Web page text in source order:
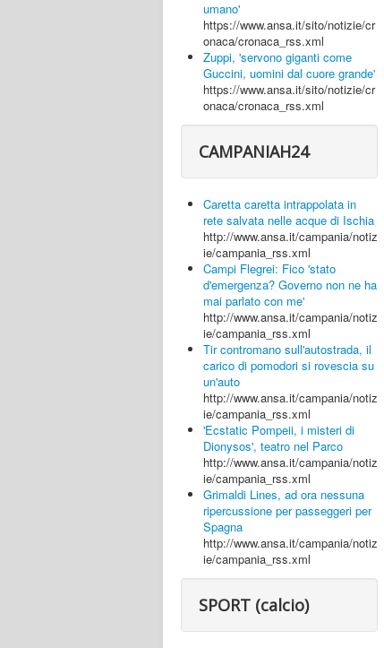
umano'
https://www.ansa.it/sito/notizie/cr
onaca/cronaca_rss.xml
Zuppi, 'servono giganti come
Guccini, uomini dal cuore grande'
https://www.ansa.it/sito/notizie/cr
onaca/cronaca_rss.xml
CAMPANIAH24
Caretta caretta intrappolata in
rete salvata nelle acque di Ischia
http://www.ansa.it/campania/notiz
ie/campania_rss.xml
Campi Flegrei: Fico 'stato
d'emergenza? Governo non ne ha
mai parlato con me'
http://www.ansa.it/campania/notiz
ie/campania_rss.xml
Tir contromano sull'autostrada, il
carico di pomodori si rovescia su
un'auto
http://www.ansa.it/campania/notiz
ie/campania_rss.xml
'Ecstatic Pompeii, i misteri di
Dionysos', teatro nel Parco
http://www.ansa.it/campania/notiz
ie/campania_rss.xml
Grimaldi Lines, ad ora nessuna
ripercussione per passeggeri per
Spagna
http://www.ansa.it/campania/notiz
ie/campania_rss.xml
SPORT (calcio)